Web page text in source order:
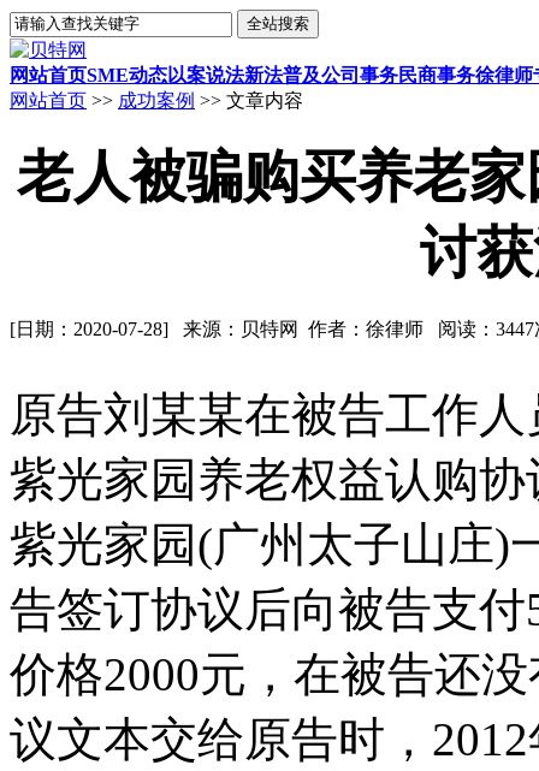
网站首页SME动态以案说法新法普及公司事务民商事务徐律师
网站首页 >> 成功案例 >> 文章内容
老人被骗购买养老
讨
[日期：2020-07-28] 来源：贝特网 作者：徐律师 阅读：3447
原告刘某某在被告工作
紫光家园养老权益认购
紫光家园(广州太子山庄)
告签订协议后向被告支
价格2000元，在被告还
议文本交给原告时，